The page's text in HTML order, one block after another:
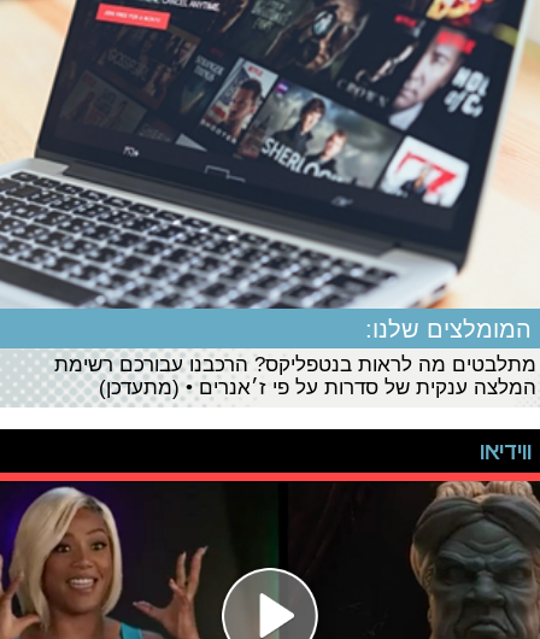
המומלצים שלנו:
מתלבטים מה לראות בנטפליקס? הרכבנו עבורכם רשימת
המלצה ענקית של סדרות על פי ז׳אנרים • (מתעדכן)
ווידיאו